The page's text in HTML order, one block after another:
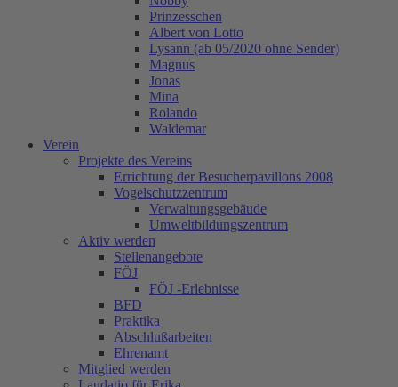
Prinzesschen
Albert von Lotto
Lysann (ab 05/2020 ohne Sender)
Magnus
Jonas
Mina
Rolando
Waldemar
Verein
Projekte des Vereins
Errichtung der Besucherpavillons 2008
Vogelschutzzentrum
Verwaltungsgebäude
Umweltbildungszentrum
Aktiv werden
Stellenangebote
FÖJ
FÖJ -Erlebnisse
BFD
Praktika
Abschlußarbeiten
Ehrenamt
Mitglied werden